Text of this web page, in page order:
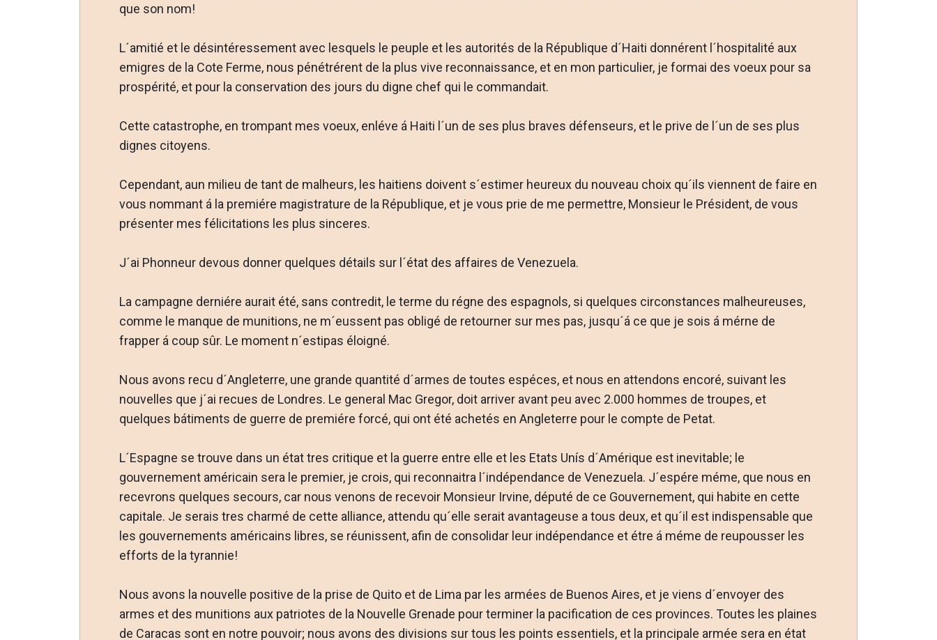
que son nom!
L´amitié et le désintéressement avec lesquels le peuple et les autorités de la République d´Haiti donnérent l´hospitalité aux
emigres de la Cote Ferme, nous pénétrérent de la plus vive reconnaissance, et en mon particulier, je formai des voeux pour sa
prospérité, et pour la conservation des jours du digne chef qui le commandait.
Cette catastrophe, en trompant mes voeux, enléve á Haiti l´un de ses plus braves défenseurs, et le prive de l´un de ses plus
dignes citoyens.
Cependant, aun milieu de tant de malheurs, les haitiens doivent s´estimer heureux du nouveau choix qu´ils viennent de faire en
vous nommant á la premiére magistrature de la République, et je vous prie de me permettre, Monsieur le Président, de vous
présenter mes félicitations les plus sinceres.
J´ai Phonneur devous donner quelques détails sur l´état des affaires de Venezuela.
La campagne derniére aurait été, sans contredit, le terme du régne des espagnols, si quelques circonstances malheureuses,
comme le manque de munitions, ne m´eussent pas obligé de retourner sur mes pas, jusqu´á ce que je sois á mérne de
frapper á coup sûr. Le moment n´estipas éloigné.
Nous avons recu d´Angleterre, une grande quantité d´armes de toutes espéces, et nous en attendons encoré, suivant les
nouvelles que j´ai recues de Londres. Le general Mac Gregor, doit arriver avant peu avec 2.000 hommes de troupes, et
quelques bátiments de guerre de premiére forcé, qui ont été achetés en Angleterre pour le compte de Petat.
L´Espagne se trouve dans un état tres critique et la guerre entre elle et les Etats Unís d´Amérique est inevitable; le
gouvernement américain sera le premier, je crois, qui reconnaitra l´indépendance de Venezuela. J´espére méme, que nous en
recevrons quelques secours, car nous venons de recevoir Monsieur Irvine, député de ce Gouvernement, qui habite en cette
capitale. Je serais tres charmé de cette alliance, attendu qu´elle serait avantageuse a tous deux, et qu´il est indispensable que
les gouvernements américains libres, se réunissent, afin de consolidar leur indépendance et étre á méme de reupousser les
efforts de la tyrannie!
Nous avons la nouvelle positive de la prise de Quito et de Lima par les armées de Buenos Aires, et je viens d´envoyer des
armes et des munitions aux patriotes de la Nouvelle Grenade pour terminer la pacification de ces provinces. Toutes les plaines
de Caracas sont en notre pouvoir; nous avons des divisions sur tous les points essentiels, et la principale armée sera en état